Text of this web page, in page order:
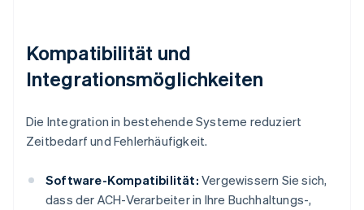
Kompatibilität und
Integrationsmöglichkeiten
Die Integration in bestehende Systeme reduziert
Zeitbedarf und Fehlerhäufigkeit.
Software-Kompatibilität: Vergewissern Sie sich,
dass der ACH-Verarbeiter in Ihre Buchhaltungs-,